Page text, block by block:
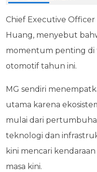
Chief Executive Officer
Huang, menyebut
momentum penting di
otomotif tahun ini.
MG sendiri
utama karena
mulai dari
teknologi dan
kini mencari
masa kini.